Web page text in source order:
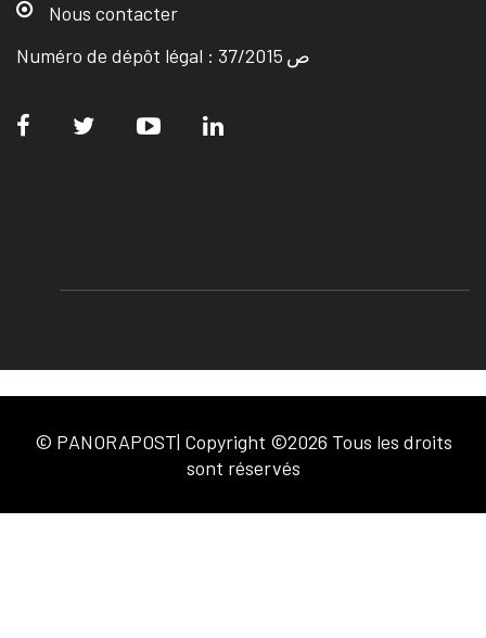
Nous contacter
Numéro de dépôt légal : ص 37/2015
© PANORAPOST| Copyright ©2026 Tous les droits
sont réservés